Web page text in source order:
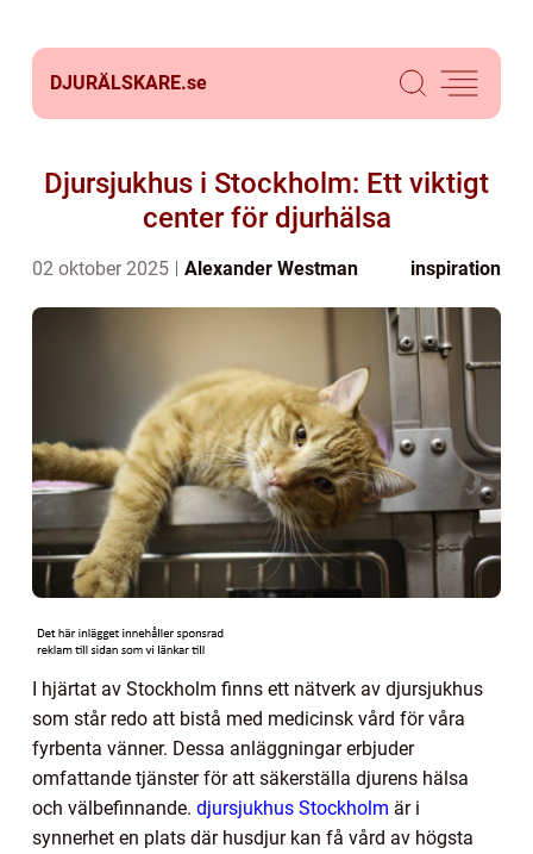
DJURÄLSKARE.se
Djursjukhus i Stockholm: Ett viktigt
center för djurhälsa
02 oktober 2025 Alexander Westman inspiration
I hjärtat av Stockholm finns ett nätverk av djursjukhus
som står redo att bistå med medicinsk vård för våra
fyrbenta vänner. Dessa anläggningar erbjuder
omfattande tjänster för att säkerställa djurens hälsa
och välbefinnande. djursjukhus Stockholm är i
synnerhet en plats där husdjur kan få vård av högsta